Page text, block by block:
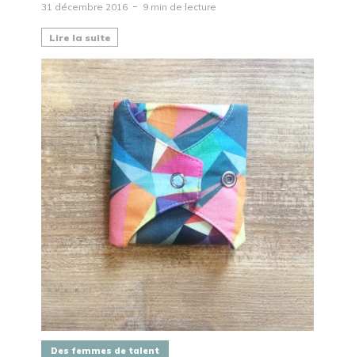
31 décembre 2016 9 min de lecture
Lire la suite
Des femmes de talent